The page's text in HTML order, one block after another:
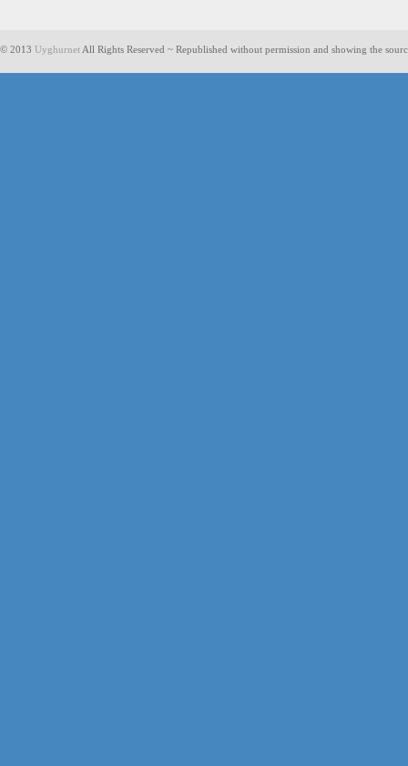
© 2013 Uyghurnet All Rights Reserved ~ Republished without permission and showing the